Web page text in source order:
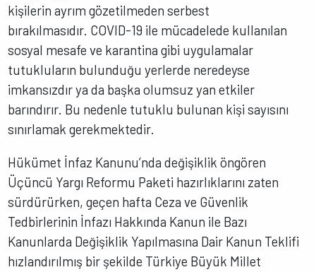
kişilerin ayrım gözetilmeden serbest
bırakılmasıdır. COVID-19 ile mücadelede kullanılan
sosyal mesafe ve karantina gibi uygulamalar
tutukluların bulunduğu yerlerde neredeyse
imkansızdır ya da başka olumsuz yan etkiler
barındırır. Bu nedenle tutuklu bulunan kişi sayısını
sınırlamak gerekmektedir.
Hükümet İnfaz Kanunu’nda değişiklik öngören
Üçüncü Yargı Reformu Paketi hazırlıklarını zaten
sürdürürken, geçen hafta Ceza ve Güvenlik
Tedbirlerinin İnfazı Hakkında Kanun ile Bazı
Kanunlarda Değişiklik Yapılmasına Dair Kanun Teklifi
hızlandırılmış bir şekilde Türkiye Büyük Millet